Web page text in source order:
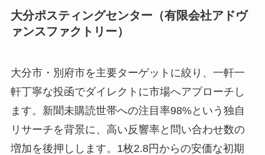
大分ポスティングセンター（有限会社アドヴ
ァンスファクトリー）
大分市・別府市を主要ターゲットに絞り、一軒一
軒丁寧な投函でダイレクトに市場へアプローチし
ます。新聞未購読世帯への注目率98%という独自
リサーチを背景に、高い反響率と問い合わせ数の
増加を後押しします。1枚2.8円からの安価な初期